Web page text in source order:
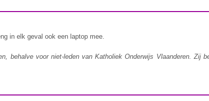
in elk geval ook een laptop mee.
behalve voor niet-leden van Katholiek Onderwijs Vlaanderen. Zij